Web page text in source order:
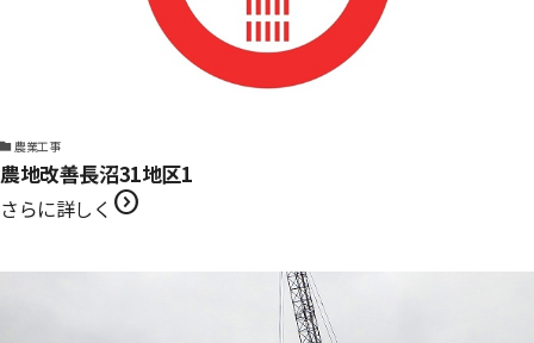
農業工事
農地改善長沼31地区1
さらに詳しく expand_circle_right